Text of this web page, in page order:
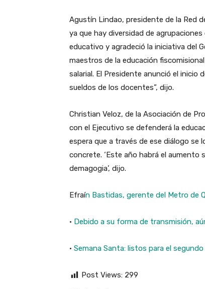
Agustín Lindao, presidente de la Red
ya que hay diversidad de
educativo y agradeció la iniciativa del
maestros de la educación
salarial. El Presidente anunció el inicio
sueldos de los docentes”, dijo.
Christian Veloz, de la Asociación de
con el Ejecutivo se defenderá la
espera que a través de ese diálogo se
concrete. ‘Este año habrá el aumento
demagogia’, dijo.
Efraín Bastidas, gerente del Metro de
· Debido a su forma de transmisión,
· Semana Santa: listos para el
Post Views: 299